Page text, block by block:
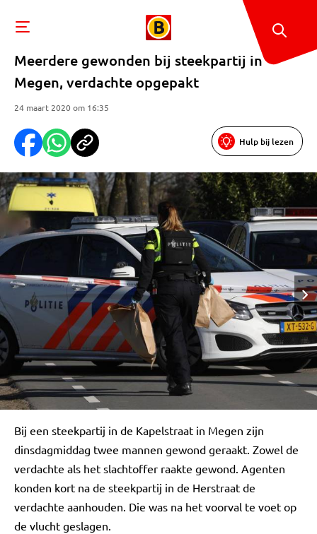
Meerdere gewonden bij steekpartij in
Megen, verdachte opgepakt
24 maart 2020 om 16:35
Hulp bij lezen
Bij een steekpartij in de Kapelstraat in Megen zijn
dinsdagmiddag twee mannen gewond geraakt. Zowel de
verdachte als het slachtoffer raakte gewond. Agenten
konden kort na de steekpartij in de Herstraat de
verdachte aanhouden. Die was na het voorval te voet op
de vlucht geslagen.